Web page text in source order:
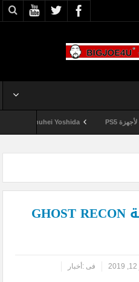
Shuhei Yoshida سيتقاعد من شركة Sony في يناير المقبل
استعراض جديد للعبة GHOST RECON
فى : أخبار